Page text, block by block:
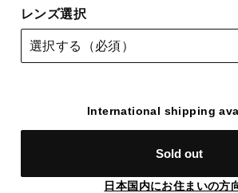
レンズ選択
International shipping
Sold out
日本国内にお住まいの方